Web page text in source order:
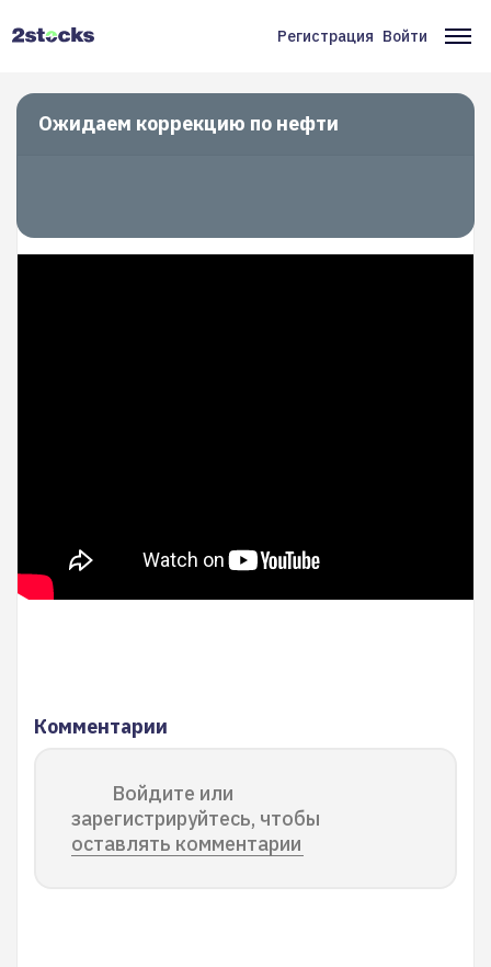
Меню
учётной
записи
Регистрация Войти
Ожидаем коррекцию по нефти
Комментарии
Войдите или
зарегистрируйтесь, чтобы
оставлять комментарии